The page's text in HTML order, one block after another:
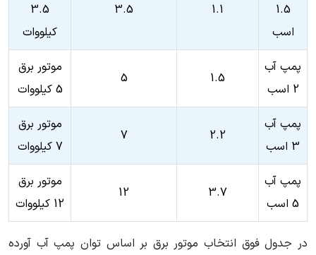
1.5
اسب
1.1
3.5
3.5
کیلووات
پمپ آب
2 اسب
1.5
5
موتور برق
5 کیلووات
پمپ آب
3 اسب
2.2
7
موتور برق
7 کیلووات
پمپ آب
5 اسب
3.7
12
موتور برق
12 کیلووات
در جدول فوق انتخاب موتور برق بر اساس توان پمپ آب آورده